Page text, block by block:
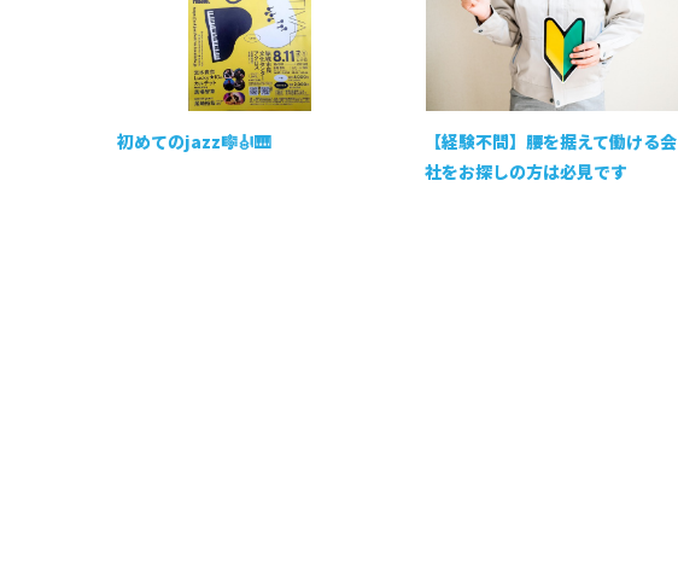
初めてのjazz🎼🎻🎹
【経験不問】腰を据えて働ける会
社をお探しの方は必見です